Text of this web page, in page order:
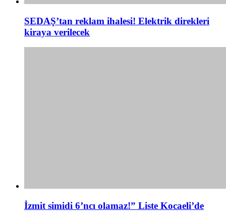
SEDAŞ’tan reklam ihalesi! Elektrik direkleri
kiraya verilecek
İzmit simidi 6’ncı olamaz!” Liste Kocaeli’de